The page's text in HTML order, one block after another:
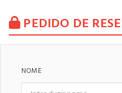
PEDIDO DE
NOME